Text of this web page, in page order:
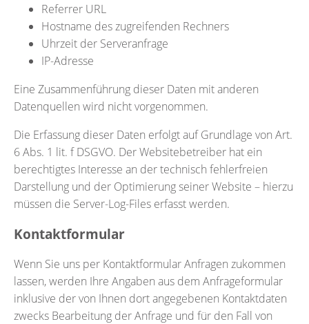
Referrer URL
Hostname des zugreifenden Rechners
Uhrzeit der Serveranfrage
IP-Adresse
Eine Zusammenführung dieser Daten mit anderen
Datenquellen wird nicht vorgenommen.
Die Erfassung dieser Daten erfolgt auf Grundlage von Art.
6 Abs. 1 lit. f DSGVO. Der Websitebetreiber hat ein
berechtigtes Interesse an der technisch fehlerfreien
Darstellung und der Optimierung seiner Website – hierzu
müssen die Server-Log-Files erfasst werden.
Kontaktformular
Wenn Sie uns per Kontaktformular Anfragen zukommen
lassen, werden Ihre Angaben aus dem Anfrageformular
inklusive der von Ihnen dort angegebenen Kontaktdaten
zwecks Bearbeitung der Anfrage und für den Fall von